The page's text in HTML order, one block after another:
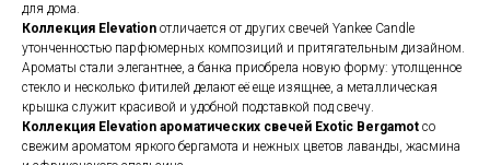
для дома.
Коллекция Elevation отличается от других свечей Yankee Candle
утонченностью парфюмерных композиций и притягательным дизайном.
Ароматы стали элегантнее, а банка приобрела новую форму: утолщенное
стекло и несколько фитилей делают её еще изящнее, а металлическая
крышка служит красивой и удобной подставкой под свечу.
Коллекция Elevation ароматических свечей Exotic Bergamot со
свежим ароматом яркого бергамота и нежных цветов лаванды, жасмина